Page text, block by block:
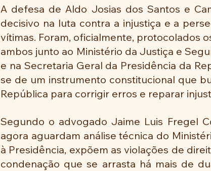
A defesa de Aldo Josias dos Santos e
decisivo na luta contra a injustiça e a
vítimas. Foram, oficialmente, protocolados
ambos junto ao Ministério da Justiça e
e na Secretaria Geral da Presidência da
se de um instrumento constitucional que
República para corrigir erros e reparar
Segundo o advogado Jaime Luis Fregel
agora aguardam análise técnica do
à Presidência, expõem as violações de
condenação que se arrasta há mais de